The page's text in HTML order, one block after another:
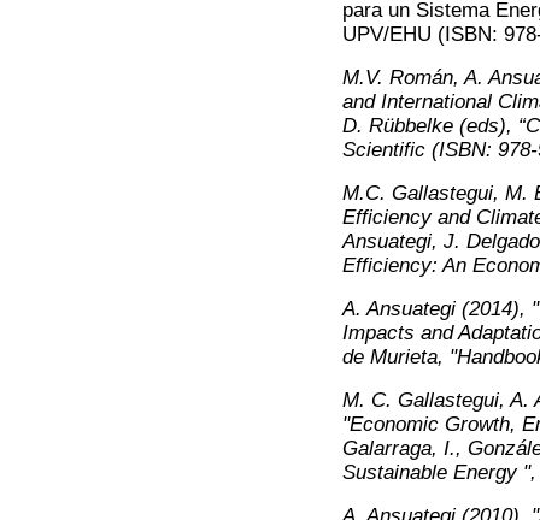
para un Sistema
UPV/EHU (ISBN:
M.V. Román, A.
and International
D. Rübbelke (eds),
Scientific (ISBN:
M.C. Gallastegui, M.
Efficiency and
Ansuategi, J.
Efficiency: An
A. Ansuategi (2014),
Impacts and
de Murieta,
M. C. Gallastegui, A.
"Economic Growth,
Galarraga, I.,
Sustainable Energy